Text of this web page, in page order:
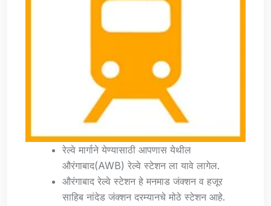
रेल्वे मार्गाने येण्यासाठी आपणास येथील
औरंगाबाद(AWB) रेल्वे स्टेशन ला यावे लागेल.
औरंगाबाद रेल्वे स्टेशन हे मनमाड जंक्शन व हजूर
साहिब नांदेड जंक्शन दरम्यानचे मोठे स्टेशन आहे.